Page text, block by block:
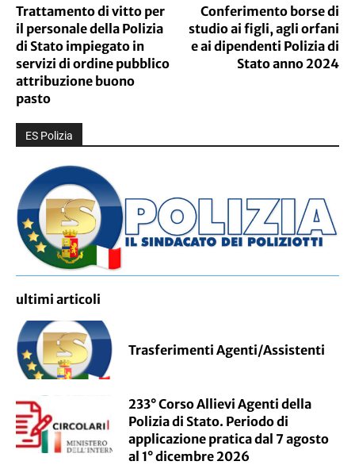
Trattamento di vitto per
il personale della Polizia
di Stato impiegato in
servizi di ordine pubblico
attribuzione buono
pasto
Conferimento borse di
studio ai figli, agli orfani
e ai dipendenti Polizia di
Stato anno 2024
ES Polizia
ultimi articoli
Trasferimenti Agenti/Assistenti
233° Corso Allievi Agenti della
Polizia di Stato. Periodo di
applicazione pratica dal 7 agosto
al 1° dicembre 2026